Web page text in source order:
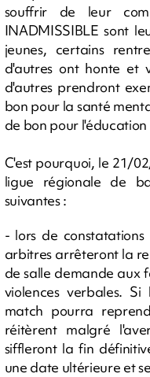
souffrir de leur
INADMISSIBLE sont
jeunes, certains
d'autres ont honte et
d'autres prendront
bon pour la santé
de bon pour l'éducation
C'est pourquoi, le 21/
ligue régionale de
suivantes :
- lors de
arbitres arrêteront la
de salle demande aux
violences verbales.
match pourra
réitèrent malgré
siffleront la fin
une date ultérieure et